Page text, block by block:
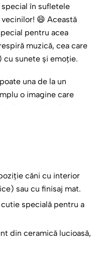
în sufletele
😄 Această
pentru acea
muzică, cea care
cu sunete și emoție.
una de la un
o imagine care
noi o vom imprima cu
eu dau tonul la tot
sau pur și
îi apreciezi pasiunea
fiecare dată când își va
„licoarea magică”
tine și de acest gest
căni cu interior
sau cu finisaj mat.
cutie specială pentru a
din ceramică lucioasă,